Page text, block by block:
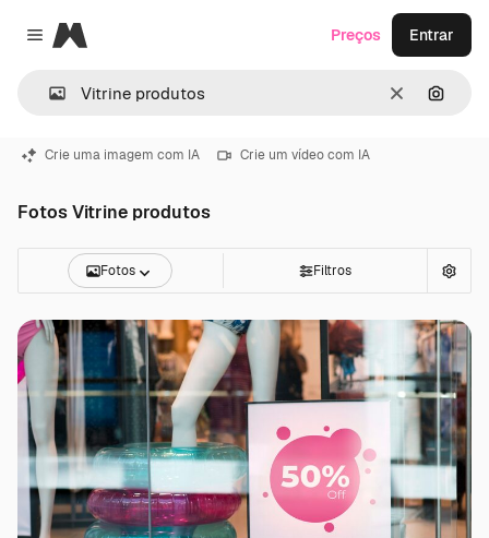
Close menu
Magnific
Limpar
Preços Entrar
Crie uma imagem com IA Crie um vídeo com IA
Fotos Vitrine produtos
Fotos Filtros